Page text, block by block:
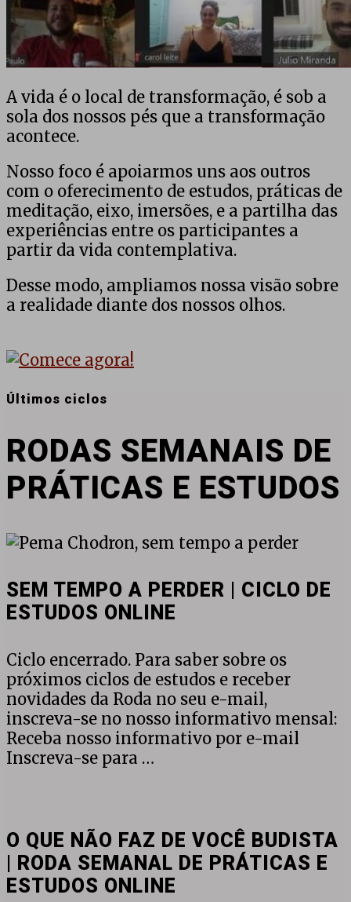
A vida é o local de transformação, é sob a
sola dos nossos pés que a transformação
acontece.
Nosso foco é apoiarmos uns aos outros
com o oferecimento de estudos, práticas de
meditação, eixo, imersões, e a partilha das
experiências entre os participantes a
partir da vida contemplativa.
Desse modo, ampliamos nossa visão sobre
a realidade diante dos nossos olhos.
Últimos ciclos
RODAS SEMANAIS DE
PRÁTICAS E ESTUDOS
SEM
A
PERDER
|
DE
ESTUDOS
ONLINE
SEM TEMPO A PERDER | CICLO DE
ESTUDOS ONLINE
Ciclo encerrado. Para saber sobre os
próximos ciclos de estudos e receber
novidades da Roda no seu e-mail,
inscreva-se no nosso informativo mensal:
Receba nosso informativo por e-mail
Inscreva-se para …
NÃO
FAZ
DE
VOCÊ
O QUE NÃO FAZ DE VOCÊ BUDISTA
| RODA SEMANAL DE PRÁTICAS E
ESTUDOS ONLINE